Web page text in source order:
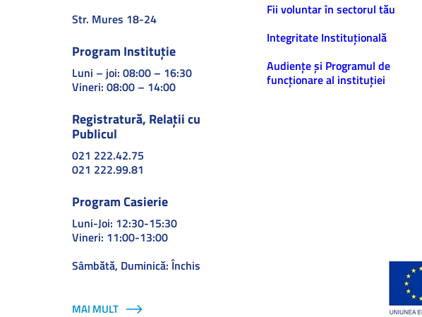
Str. Mures 18-24
Program Instituție
Luni – joi: 08:00 – 16:30
Vineri: 08:00 – 14:00
Registratură, Relații cu
Publicul
021 222.42.75
021 222.99.81
Program Casierie
Luni-Joi: 12:30-15:30
Vineri: 11:00-13:00
Sâmbătă, Duminică: Închis
MAI MULT
Fii voluntar în sectorul tău
Integritate Instituțională
Audiențe și Programul de
funcționare al instituției